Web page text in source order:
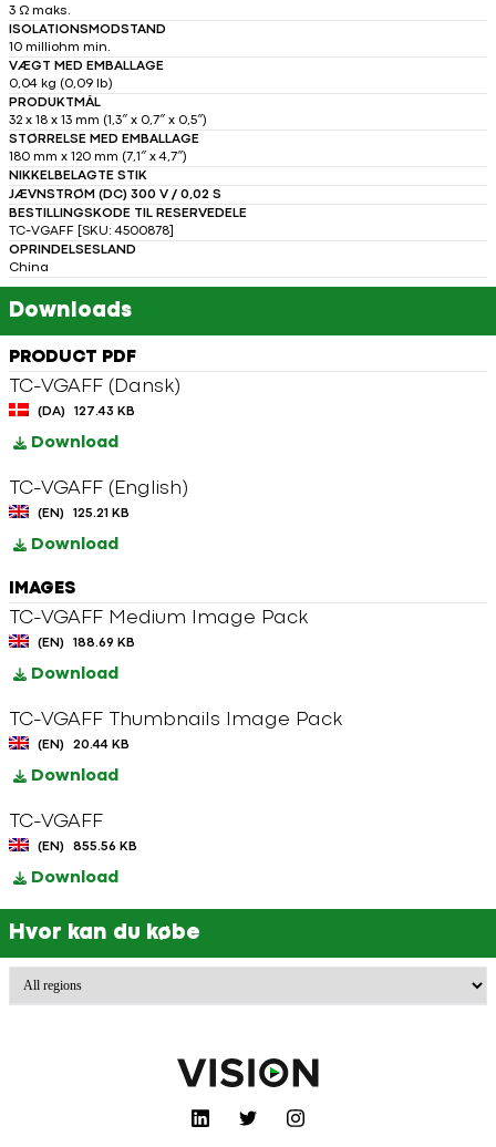
3 Ω maks.
ISOLATIONSMODSTAND
10 milliohm min.
VÆGT MED EMBALLAGE
0,04 kg (0,09 lb)
PRODUKTMÅL
32 x 18 x 13 mm (1,3″ x 0,7″ x 0,5″)
STØRRELSE MED EMBALLAGE
180 mm x 120 mm (7,1″ x 4,7″)
NIKKELBELAGTE STIK
JÆVNSTRØM (DC) 300 V / 0,02 S
BESTILLINGSKODE TIL RESERVEDELE
TC-VGAFF [SKU: 4500878]
OPRINDELSESLAND
China
Downloads
PRODUCT PDF
TC-VGAFF (Dansk)
(DA) 127.43 KB
Download
TC-VGAFF (English)
(EN) 125.21 KB
Download
IMAGES
TC-VGAFF Medium Image Pack
(EN) 188.69 KB
Download
TC-VGAFF Thumbnails Image Pack
(EN) 20.44 KB
Download
TC-VGAFF
(EN) 855.56 KB
Download
Hvor kan du købe